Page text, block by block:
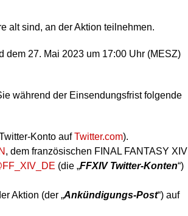
alt sind, an der Aktion teilnehmen.
dem 27. Mai 2023 um 17:00 Uhr (MESZ)
während der Einsendungsfrist folgende
Konto aufTwitter.com).
, dem französischen FINAL FANTASY XIV
(die „FFXIV Twitter-Konten“)
Aktion (der „Ankündigungs-Post“) auf